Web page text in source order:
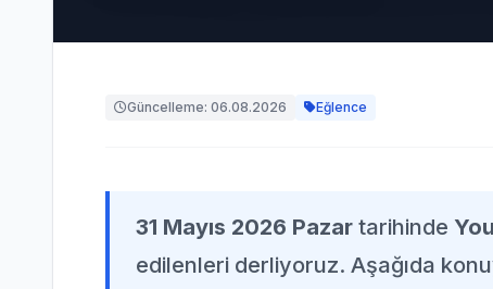
Güncelleme: 06.08.2026 Eğlence
31 Mayıs 2026 Pazar tarihinde
edilenleri derliyoruz. Aşağıda